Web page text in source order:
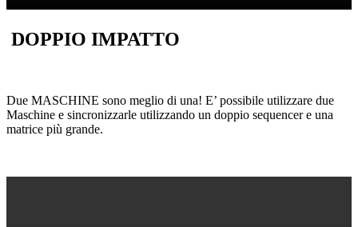
DOPPIO IMPATTO
Due MASCHINE sono meglio di una! E’ possibile utilizzare due
Maschine e sincronizzarle utilizzando un doppio sequencer e una
matrice più grande.